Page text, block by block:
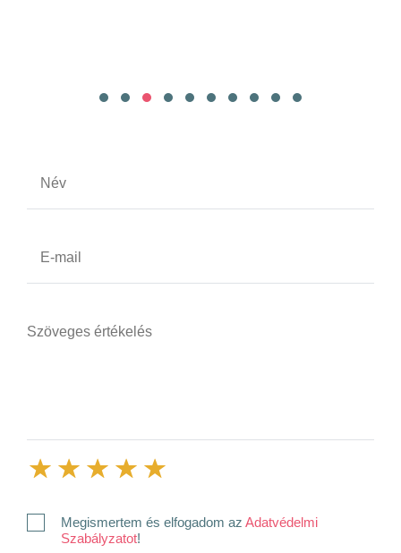
Megismertem és elfogadom az Adatvédelmi
Szabályzatot!